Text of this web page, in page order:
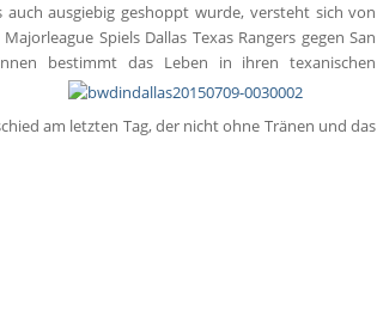
ausgiebig geshoppt wurde, versteht sich von
Spiels Dallas Texas Rangers gegen San
bestimmt das Leben in ihren texanischen
am letzten Tag, der nicht ohne Tränen und das